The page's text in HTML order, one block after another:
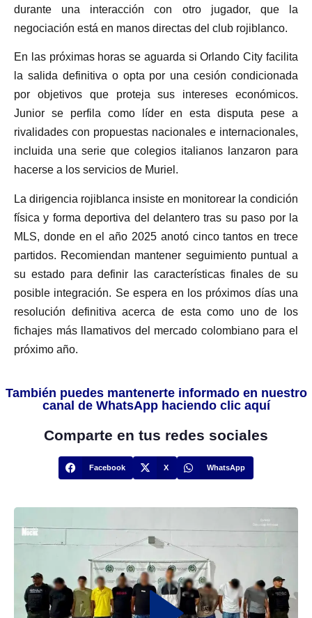
durante una interacción con otro jugador, que la
negociación está en manos directas del club rojiblanco.
En las próximas horas se aguarda si Orlando City facilita
la salida definitiva o opta por una cesión condicionada
por objetivos que proteja sus intereses económicos.
Junior se perfila como líder en esta disputa pese a
rivalidades con propuestas nacionales e internacionales,
incluida una serie que colegios italianos lanzaron para
hacerse a los servicios de Muriel.
La dirigencia rojiblanca insiste en monitorear la condición
física y forma deportiva del delantero tras su paso por la
MLS, donde en el año 2025 anotó cinco tantos en trece
partidos. Recomiendan mantener seguimiento puntual a
su estado para definir las características finales de su
posible integración. Se espera en los próximos días una
resolución definitiva acerca de esta como uno de los
fichajes más llamativos del mercado colombiano para el
próximo año.
También puedes mantenerte informado en nuestro
canal de WhatsApp haciendo clic aquí
Comparte en tus redes sociales
Facebook X WhatsApp